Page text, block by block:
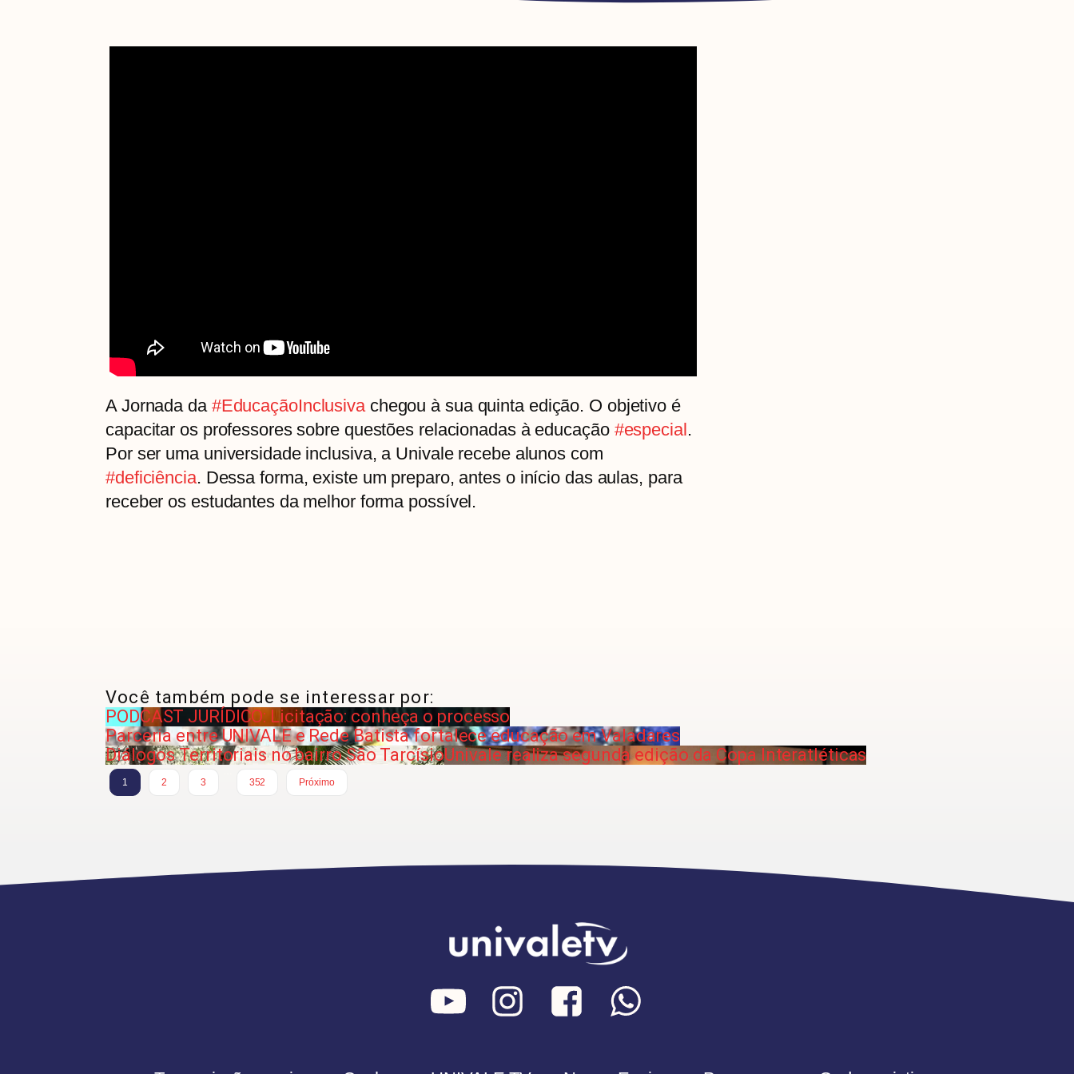
A Jornada da #EducaçãoInclusivachegou à sua quinta edição. O objetivo é
capacitar os professores sobre questões relacionadas à educação #especial .
Por ser uma universidade inclusiva, a Univale recebe alunos com
#deficiência. Dessa forma, existe um preparo, antes o início das aulas, para
receber os estudantes da melhor forma possível.
Você também pode se interessar por:
PODCAST JURÍDICO: Licitação: conheça o processo
Parceria entre UNIVALE e Rede Batista fortalece educação em Valadares
Diálogos Territoriais no bairro São TarcísioUnivale realiza segunda edição da Copa Interatléticas
1 2 3
352
Próximo